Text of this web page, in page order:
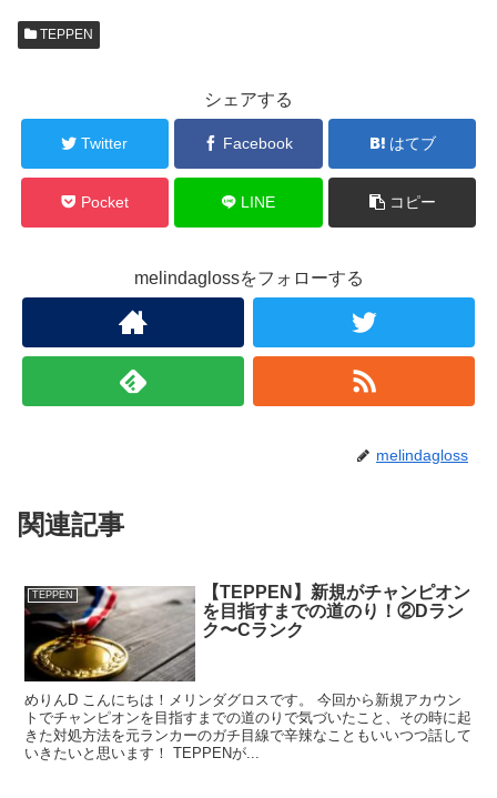
TEPPEN
シェアする
Twitter Facebook はてブ
Pocket LINE コピー
melindaglossをフォローする
melindagloss
関連記事
TEPPEN
【TEPPEN】新規がチャンピオン
を目指すまでの道のり！②Dラン
ク〜Cランク
めりんD こんにちは！メリンダグロスです。 今回から新規アカウン
トでチャンピオンを目指すまでの道のりで気づいたこと、その時に起
きた対処方法を元ランカーのガチ目線で辛辣なこともいいつつ話して
いきたいと思います！ TEPPENが...